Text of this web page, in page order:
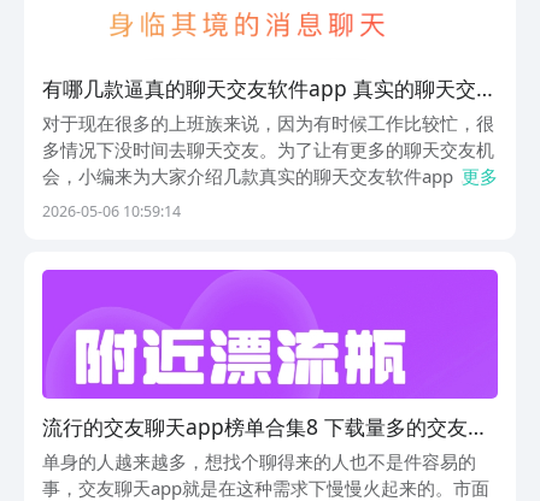
有哪几款逼真的聊天交友软件app 真实的聊天交友
软件app分享
对于现在很多的上班族来说，因为有时候工作比较忙，很
多情况下没时间去聊天交友。为了让有更多的聊天交友机
会，小编来为大家介绍几款真实的聊天交友软件app，让
大家在下班空闲的时候可以到这些app上去认识到更多的
更多
2026-05-06 10:59:14
流行的交友聊天app榜单合集8 下载量多的交友聊
天appbefore_2
单身的人越来越多，想找个聊得来的人也不是件容易的
事，交友聊天app就是在这种需求下慢慢火起来的。市面